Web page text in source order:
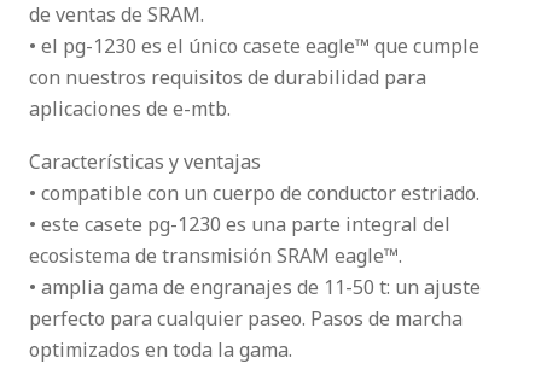
de ventas de SRAM.
• el pg-1230 es el único casete eagle™ que cumple
con nuestros requisitos de durabilidad para
aplicaciones de e-mtb.
Características y ventajas
• compatible con un cuerpo de conductor estriado.
• este casete pg-1230 es una parte integral del
ecosistema de transmisión SRAM eagle™.
• amplia gama de engranajes de 11-50 t: un ajuste
perfecto para cualquier paseo. Pasos de marcha
optimizados en toda la gama.